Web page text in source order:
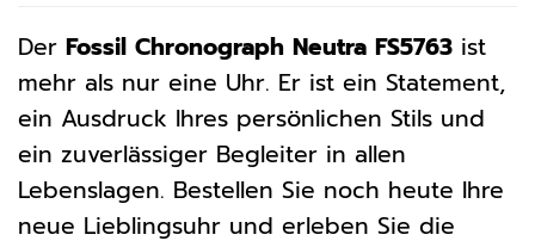
Der Fossil Chronograph Neutra FS5763 ist
mehr als nur eine Uhr. Er ist ein Statement,
ein Ausdruck Ihres persönlichen Stils und
ein zuverlässiger Begleiter in allen
Lebenslagen. Bestellen Sie noch heute Ihre
neue Lieblingsuhr und erleben Sie die